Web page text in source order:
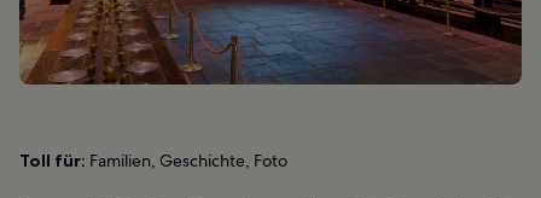
Toll für: Familien, Geschichte, Foto